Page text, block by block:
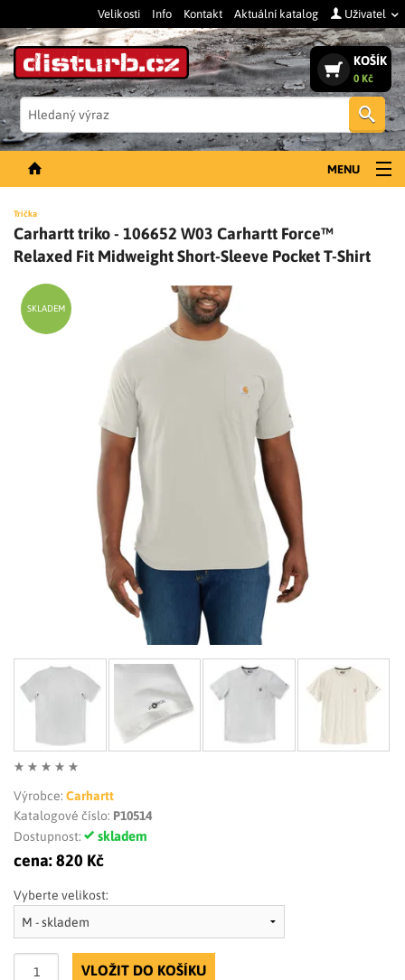
Velikosti Info Kontakt Aktuální katalog Uživatel
KOŠÍK
0 Kč
MENU
PÁNSKÉ OBLEČENÍ
DOPLŇKY
SLEVY A VÝPRODEJ
LIMITOVANÉ EDICE
Trička
Carhartt triko - 106652 W03 Carhartt Force™
Relaxed Fit Midweight Short-Sleeve Pocket T-Shirt
SKLADEM
Výrobce: Carhartt
Katalogové číslo: P10514
Dostupnost:
skladem
cena:820 Kč
Vyberte velikost:
VLOŽIT DO KOŠÍKU